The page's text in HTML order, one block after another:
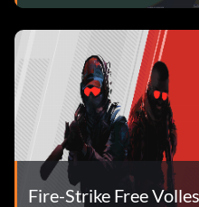
Fire-Strike Free